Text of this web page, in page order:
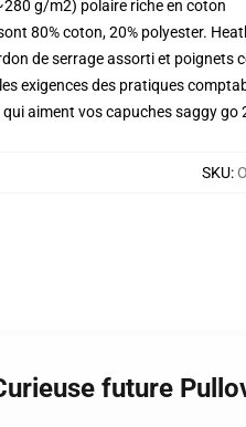
g/m2) polaire riche en coton
80% coton, 20% polyester.
de serrage assorti et poignets
exigences des pratiques
qui aiment vos capuches saggy go
SKU:
future